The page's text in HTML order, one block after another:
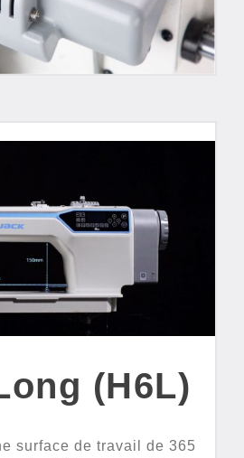
(H6L)
surface de travail de 365